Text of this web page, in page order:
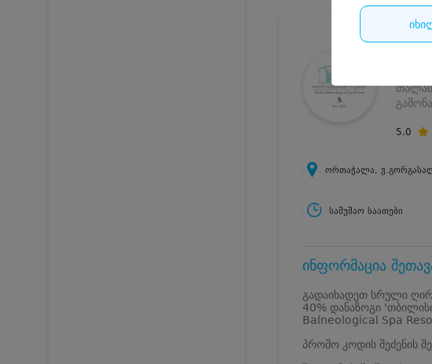
5.0
ორთაჭალა,
სამუშაო საათები
ინფორმაცია
გადაიხადეთ სრული
40% დანაზოგი
Balneological Spa
პრომო კოდის შეძენის